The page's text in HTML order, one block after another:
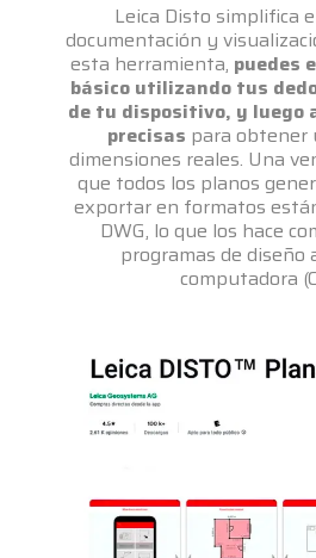
Leica Disto simplifica
documentación y
esta herramienta, puedes
básico utilizando tus
de tu dispositivo, y luego
precisas para obtener
dimensiones reales. Una
que todos los planos
exportar en formatos
DWG, lo que los hace
programas de diseño
computadora